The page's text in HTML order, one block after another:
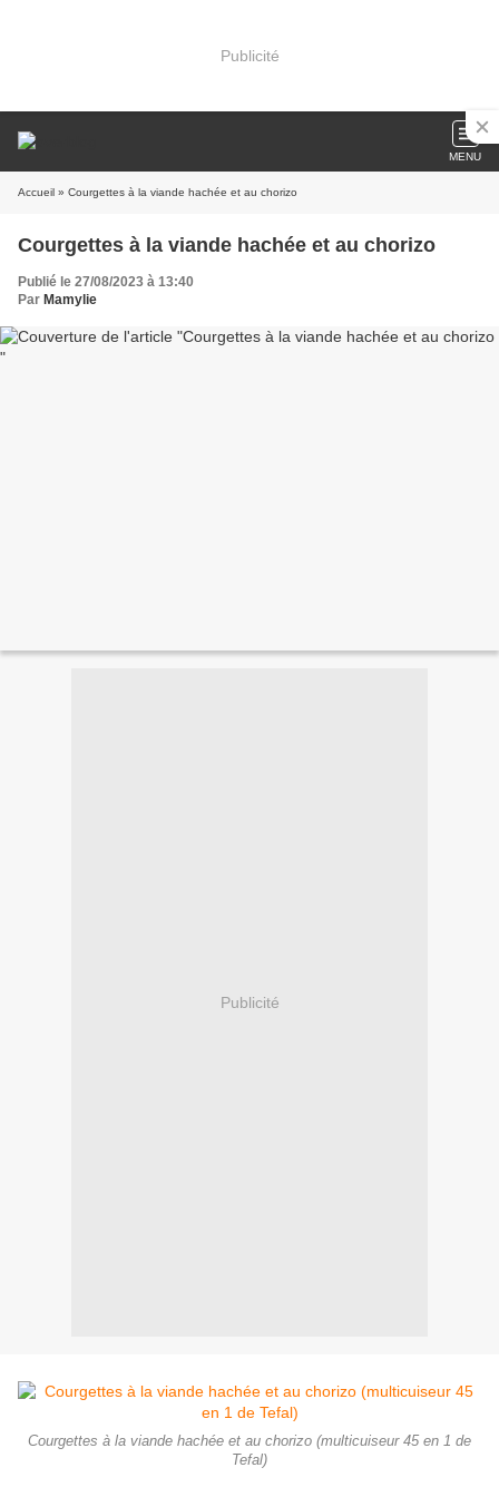
Publicité
MENU
Accueil » Courgettes à la viande hachée et au chorizo
Courgettes à la viande hachée et au chorizo
Publié le 27/08/2023 à 13:40
Par Mamylie
Publicité
Courgettes à la viande hachée et au chorizo (multicuiseur 45 en 1 de
Tefal)